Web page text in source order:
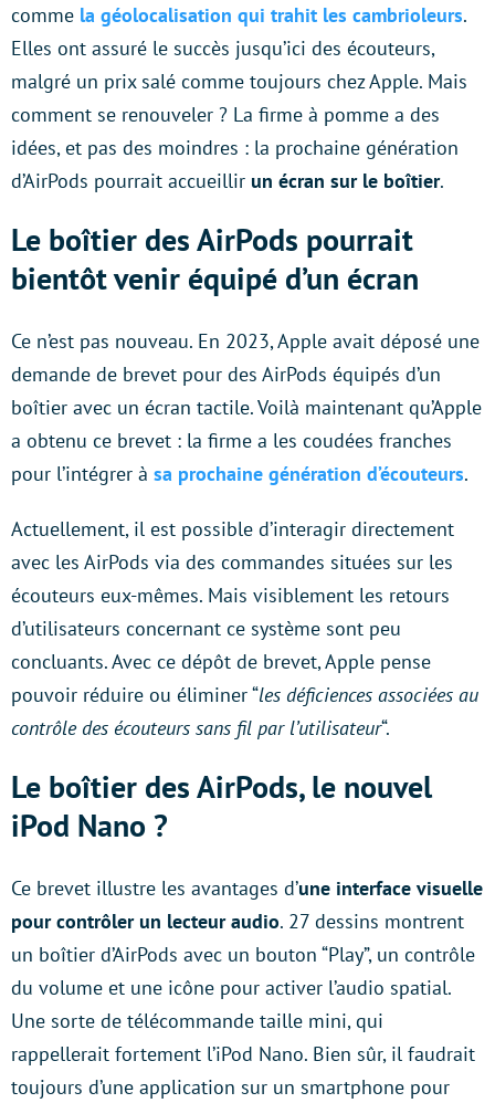
comme la géolocalisation qui trahit les cambrioleurs.
Elles ont assuré le succès jusqu’ici des écouteurs,
malgré un prix salé comme toujours chez Apple. Mais
comment se renouveler ? La firme à pomme a des
idées, et pas des moindres : la prochaine génération
d’AirPods pourrait accueillir un écran sur le boîtier.
Le boîtier des AirPods pourrait
bientôt venir équipé d’un écran
Ce n’est pas nouveau. En 2023, Apple avait déposé une
demande de brevet pour des AirPods équipés d’un
boîtier avec un écran tactile. Voilà maintenant qu’Apple
a obtenu ce brevet : la firme a les coudées franches
pour l’intégrer à sa prochaine génération d’écouteurs.
Actuellement, il est possible d’interagir directement
avec les AirPods via des commandes situées sur les
écouteurs eux-mêmes. Mais visiblement les retours
d’utilisateurs concernant ce système sont peu
concluants. Avec ce dépôt de brevet, Apple pense
pouvoir réduire ou éliminer “les déficiences associées au
contrôle des écouteurs sans fil par l’utilisateur“.
Le boîtier des AirPods, le nouvel
iPod Nano ?
Ce brevet illustre les avantages d’une interface visuelle
pour contrôler un lecteur audio. 27 dessins montrent
un boîtier d’AirPods avec un bouton “Play”, un contrôle
du volume et une icône pour activer l’audio spatial.
Une sorte de télécommande taille mini, qui
rappellerait fortement l’iPod Nano. Bien sûr, il faudrait
toujours d’une application sur un smartphone pour